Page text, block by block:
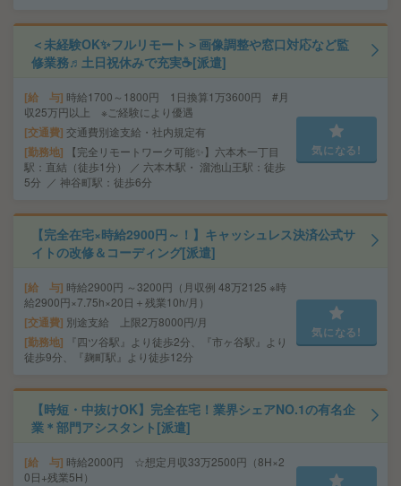
＜未経験OK✨フルリモート＞画像調整や窓口対応など監
修業務♬土日祝休みで充実☕[派遣]
給 与 時給1700～1800円 1日換算1万3600円 #月
収25万円以上 ※ご経験により優遇
交通費 交通費別途支給・社内規定有
勤務地
【完全リモートワーク可能✨】六本木一丁目
駅：直結（徒歩1分） ／ 六本木駅・ 溜池山王駅：徒歩
5分 ／ 神谷町駅：徒歩6分
気になる!
【完全在宅×時給2900円～！】キャッシュレス決済公式サ
イトの改修＆コーディング[派遣]
給 与 時給2900円 ～3200円（月収例 48万2125 ※時
給2900円×7.75h×20日＋残業10h/月）
交通費 別途支給 上限2万8000円/月
勤務地
『四ツ谷駅』より徒歩2分、『市ヶ谷駅』より
徒歩9分、『麹町駅』より徒歩12分
気になる!
【時短・中抜けOK】完全在宅！業界シェアNO.1の有名企
業＊部門アシスタント[派遣]
給 与 時給2000円 ☆想定月収33万2500円（8H×2
0日+残業5H）